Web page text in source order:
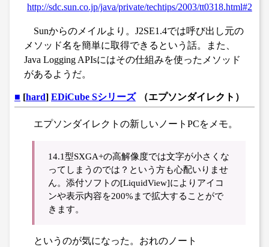
http://sdc.sun.co.jp/java/private/techtips/2003/tt0318.html#2
Sunからのメイルより。J2SE1.4では呼び出し元の
メソッド名を簡単に取得できるという話。また、
Java Logging APIsにはその仕組みを使ったメソッド
があるようだ。
■ [hard] EDiCube Sシリーズ （エプソンダイレクト）
エプソンダイレクトの新しいノートPCをメモ。
14.1型SXGA+の高解像度では文字が小さくな
ってしまうのでは？という方も心配いりませ
ん。添付ソフトの[LiquidView]によりアイコ
ンや表示内容を200%まで拡大することがで
きます。
というのが気になった。おれのノート